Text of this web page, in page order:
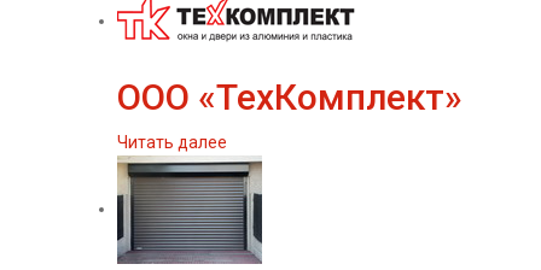
ООО «ТехКомплект»
Читать далее